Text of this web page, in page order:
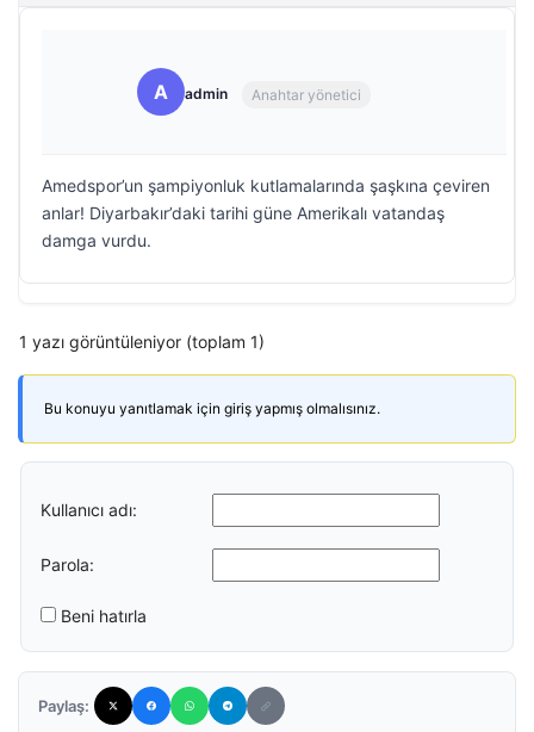
A admin Anahtar yönetici
Amedspor’un şampiyonluk kutlamalarında şaşkına çeviren
anlar! Diyarbakır’daki tarihi güne Amerikalı vatandaş
damga vurdu.
1 yazı görüntüleniyor (toplam 1)
Bu konuyu yanıtlamak için giriş yapmış olmalısınız.
Kullanıcı adı:
Parola:
Beni hatırla
Paylaş: